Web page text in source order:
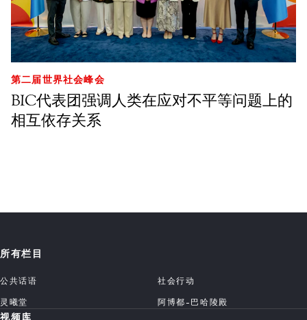
第二届世界社会峰会
BIC代表团强调人类在应对不平等问题上的
相互依存关系
所有栏目
公共话语
社会行动
灵曦堂
阿博都-巴哈陵殿
视频库